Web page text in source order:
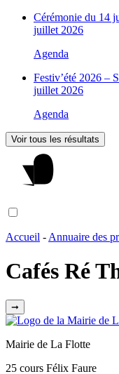
Cérémonie du 14
juillet 2026
Agenda
Festiv’été 2026 –
juillet 2026
Agenda
Voir tous les résultats
Accueil - Annuaire des
Cafés Ré
➞
Mairie de La Flotte
25 cours Félix Faure